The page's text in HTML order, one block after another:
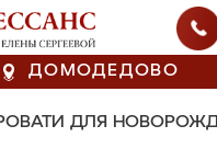
ДОМОДЕДОВО
ДЛЯ